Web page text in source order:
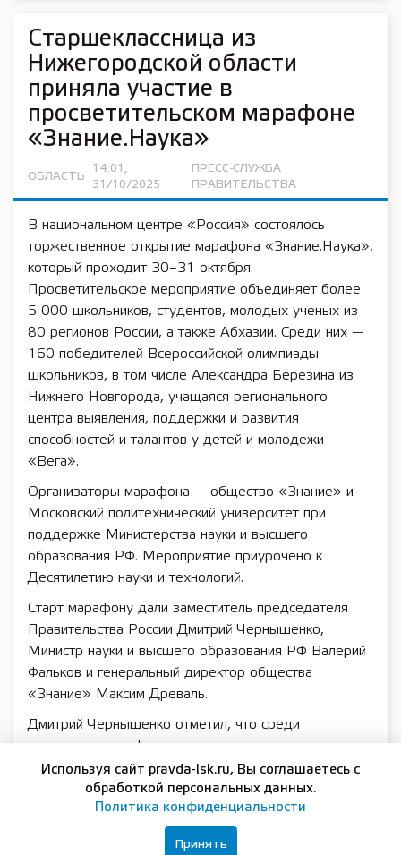
Старшеклассница из
Нижегородской области
приняла участие в
просветительском марафоне
«Знание.Наука»
ОБЛАСТЬ
14:01,
31/10/2025
ПРЕСС-СЛУЖБА
ПРАВИТЕЛЬСТВА
В национальном центре «Россия» состоялось
торжественное открытие марафона «Знание.Наука»,
который проходит 30–31 октября.
Просветительское мероприятие объединяет более
5 000 школьников, студентов, молодых ученых из
80 регионов России, а также Абхазии. Среди них —
160 победителей Всероссийской олимпиады
школьников, в том числе Александра Березина из
Нижнего Новгорода, учащаяся регионального
центра выявления, поддержки и развития
способностей и талантов у детей и молодежи
«Вега».
Организаторы марафона — общество «Знание» и
Московский политехнический университет при
поддержке Министерства науки и высшего
образования РФ. Мероприятие приурочено к
Десятилетию науки и технологий.
Старт марафону дали заместитель председателя
Правительства России Дмитрий Чернышенко,
Министр науки и высшего образования РФ Валерий
Фальков и генеральный директор общества
«Знание» Максим Древаль.
Дмитрий Чернышенко отметил, что среди
участников марафона есть школьники, студенты,
призеры и победители российских и международных
олимпиад.
действительно быть золотым запасом нашей страны.
Используя сайт pravda-lsk.ru, Вы соглашаетесь с
обработкой персональных данных.
Политика конфиденциальности
Принять